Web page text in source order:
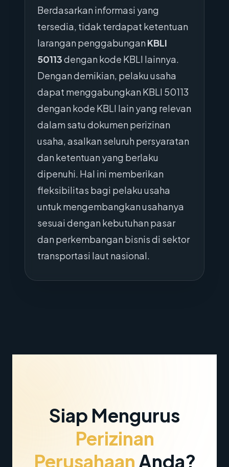
Berdasarkan informasi yang
tersedia, tidak terdapat ketentuan
larangan penggabungan KBLI
50113dengan kode KBLI lainnya.
Dengan demikian, pelaku usaha
dapat menggabungkan KBLI 50113
dengan kode KBLI lain yang relevan
dalam satu dokumen perizinan
usaha, asalkan seluruh persyaratan
dan ketentuan yang berlaku
dipenuhi. Hal ini memberikan
fleksibilitas bagi pelaku usaha
untuk mengembangkan usahanya
sesuai dengan kebutuhan pasar
dan perkembangan bisnis di sektor
transportasi laut nasional.
Siap Mengurus
Perizinan
Perusahaan Anda?